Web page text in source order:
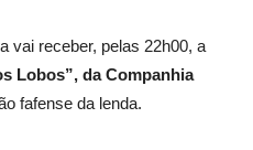
vai receber, pelas 22h00, a
Lobos”, da Companhia
fafense da lenda.